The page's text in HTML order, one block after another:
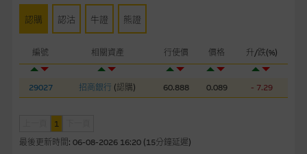
認購 認沽 牛證 熊證
編號 相關資產 行使價 價格 升/跌(%)
29027 招商銀行 (認購) 60.888 0.089 - 7.29
1
最後更新時間: 06-08-2026 16:20 (15分鐘延遲)
損失全部投資；而(ii)R類牛熊證之剩餘價值則可能為零。
本網站或載有連接非由麥格理集團管理的網站的連結。此等連結
理集團對此等網站的內容及所介紹的產品或服務，均無任何操控
適，不作任何聲明。麥格理集團建議閣下自行向本網站述及或連
接的第三者查詢。此外，載有第三者網站的連結，不應視為該第